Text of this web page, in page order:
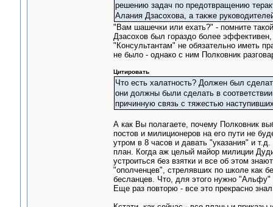
решению задач по предотвращению
Алания Дзасохова, а также
"Вам шашечки или ехать?" - помните
Дзасохов был гораздо более
"Консультантам" не обязательно иметь
не было - однако с ним Полковник
Цитировать
Что есть халатность? Должен был
они должны были сделать в
причинную связь с тяжестью
А как Вы полагаете, почему Полковник
постов и милиционеров на его пути не
утром в 8 часов и давать "указания" и
план. Когда аж целый майор милиции
устроиться без взятки и все об этом
"ополченцев", стрелявших по школе как
бесланцев. Что, для этого нужно
Еще раз повторю - все это прекрасно